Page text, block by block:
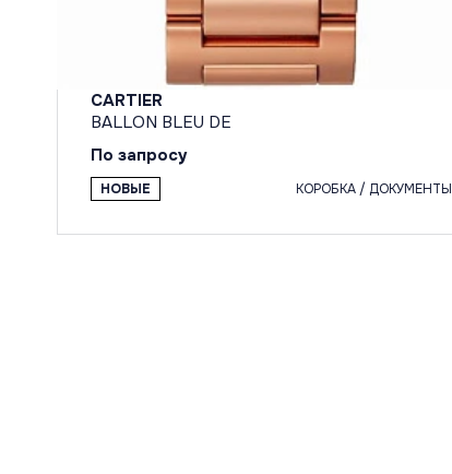
CARTIER
BALLON BLEU DE
По запросу
НОВЫЕ КОРОБКА / ДОКУМЕНТЫ